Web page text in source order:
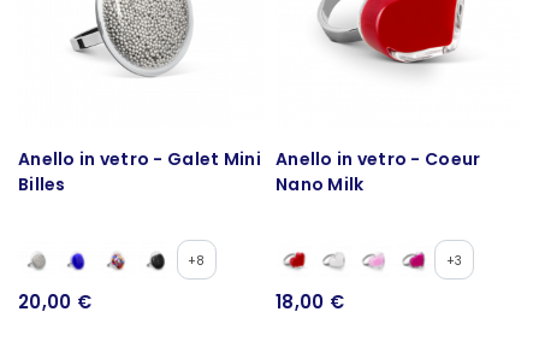
Anello in vetro - Galet Mini
Billes
+8
20,00 €
Anello in vetro - Coeur
Nano Milk
+3
18,00 €